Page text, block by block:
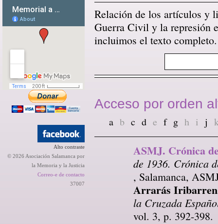
Alto contraste
© 2026 Asociación Salamanca por
la Memoria y la Justicia
Correo-e de contacto
37007
Relación de los artículos y
Guerra Civil y la represión
incluimos el texto completo.
Acceso por orden
a b c d e f g h i j
ASMJ. Crónica
de 1936. Crónica
, Salamanca,
Arrarás
la Cruzada
vol. 3, p. 392-398.